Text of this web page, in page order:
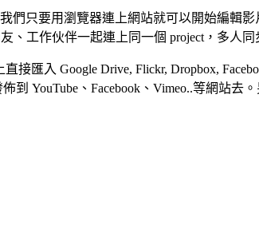
只要用瀏覽器連上網站就可以開始編輯
工作伙伴一起連上同一個 project，多人同
匯入 Google Drive, Flickr, Dropbox,
YouTube、Facebook、Vimeo..等網站